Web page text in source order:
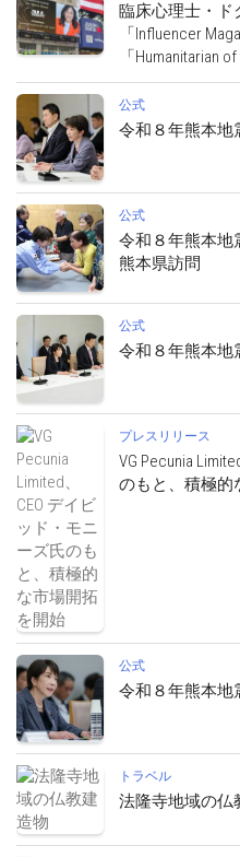
臨床心理士・ド
「Influencer
「Humanitarian
公式
令和８年熊本地
公式
令和８年熊本地
熊本県訪問
公式
令和８年熊本地
プレスリリース
VG Pecunia
のもと、積極的
公式
令和８年熊本地
トラベル
法隆寺地域の仏